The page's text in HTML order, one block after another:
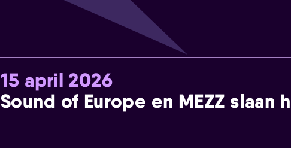
15 april 2026
Sound of Europe en MEZZ slaan